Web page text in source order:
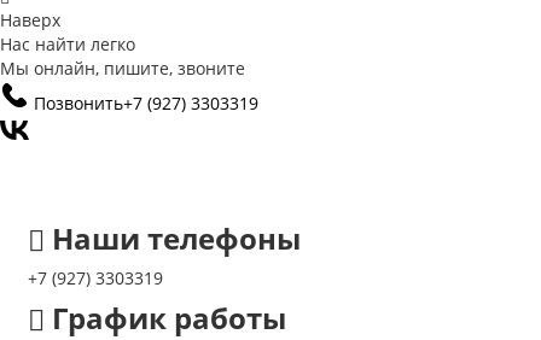
Наверх
Нас найти легко
Мы онлайн, пишите, звоните
Позвонить+7 (927) 3303319
Наши телефоны
+7 (927) 3303319
График работы